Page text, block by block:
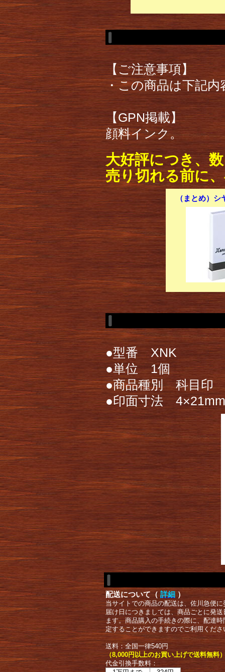
【ご注意事項】
・この商品は下記
【GPN掲載】
顔料インク。
大好評につき、
売り切れる前に
（まとめ）
●型番 XNK
●単位 1個
●商品種別 科目印
●印面寸法 4×21mm
配送について（ 詳細 ）
当サイトでの商品の配送は、佐川急便
届け日につきましては、商品ごとに発
ます。商品購入の手続きの際に、配達
定することができますのでご利用くださ
送料：全国一律540円
（8,000円以上のお買い上げで送料無料
代金引換手数料：